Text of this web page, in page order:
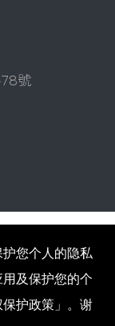
號
CO.,LTD All
网站地图
您个人的隐私
及保护您的个
护政策」。谢